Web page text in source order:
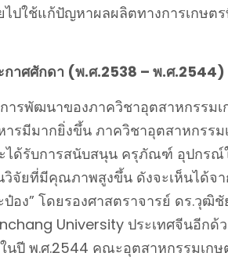
ไปใช้แก้ปัญหาผลผลิตทางการเกษต
กาศศักดา (พ.ศ.2538 – พ.ศ.2544)
การพัฒนาของภาควิชาอุตสาหกรรม
ารมีมากยิ่งขึ้น ภาควิชาอุตสาหกรร
ได้รับการสนับสนุน ครุภัณฑ์ อุปกรณ์
วิจัยที่มีคุณภาพสูงขึ้น ดังจะเห็นได้จ
ป๋อง” โดยรองศาสตราจารย์ ดร.วุ
University ประเทศจีนอีกด้
ในปี พ.ศ.2544 คณะอุตสาหกรรมเก